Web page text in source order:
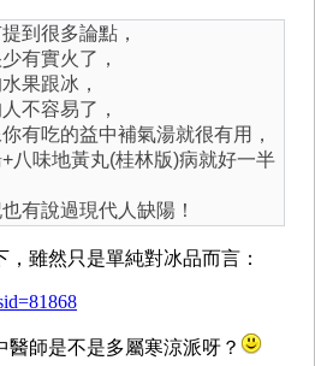
到很多論點，
有實火了，
果跟冰，
不容易了，
有吃的益中補氣湯就很有用，
八味地黃丸(桂林版)病就好一半
有說過現代人缺陽！
雖然只是單純對冰品而言：
師是不是多屬寒涼派呀？